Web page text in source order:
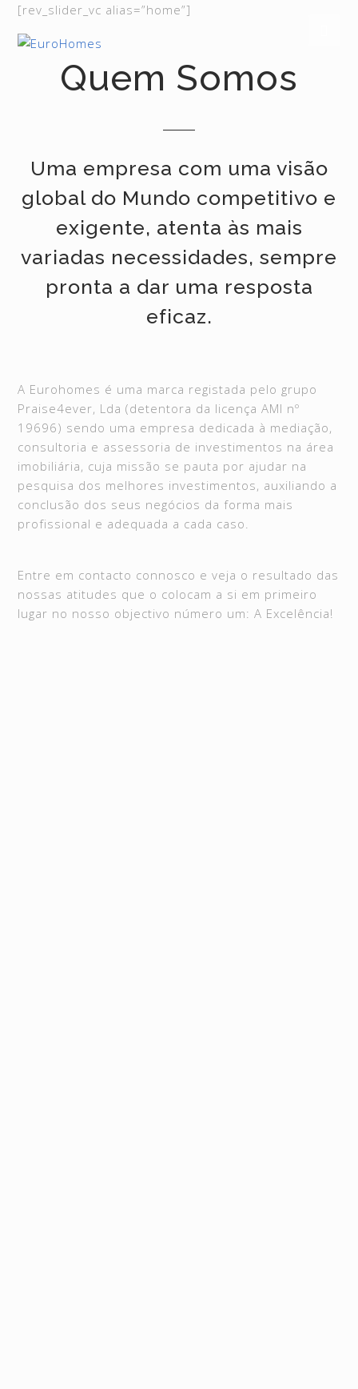
[rev_slider_vc alias=”home”]
Quem Somos
Uma empresa com uma visão
global do Mundo competitivo e
exigente, atenta às mais
variadas necessidades, sempre
pronta a dar uma resposta
eficaz.
A Eurohomes é uma marca registada pelo grupo
Praise4ever, Lda (detentora da licença AMI nº
19696) sendo uma empresa dedicada à mediação,
consultoria e assessoria de investimentos na área
imobiliária, cuja missão se pauta por ajudar na
pesquisa dos melhores investimentos, auxiliando a
conclusão dos seus negócios da forma mais
profissional e adequada a cada caso.
Entre em contacto connosco e veja o resultado das
nossas atitudes que o colocam a si em primeiro
lugar no nosso objectivo número um: A Excelência!